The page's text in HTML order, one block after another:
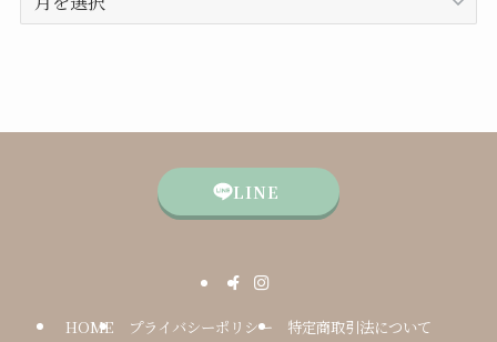
別
LINE
HOME プライバシーポリシー 特定商取引法について